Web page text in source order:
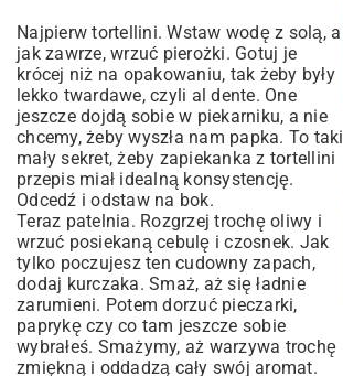
Najpierw tortellini. Wstaw wodę z solą, a
jak zawrze, wrzuć pierożki. Gotuj je
krócej niż na opakowaniu, tak żeby były
lekko twardawe, czyli al dente. One
jeszcze dojdą sobie w piekarniku, a nie
chcemy, żeby wyszła nam papka. To taki
mały sekret, żeby zapiekanka z tortellini
przepis miał idealną konsystencję.
Odcedź i odstaw na bok.
Teraz patelnia. Rozgrzej trochę oliwy i
wrzuć posiekaną cebulę i czosnek. Jak
tylko poczujesz ten cudowny zapach,
dodaj kurczaka. Smaż, aż się ładnie
zarumieni. Potem dorzuć pieczarki,
paprykę czy co tam jeszcze sobie
wybrałeś. Smażymy, aż warzywa trochę
zmiękną i oddadzą cały swój aromat.